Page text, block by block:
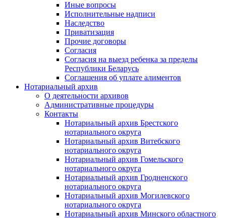
Иные вопросы
Исполнительные надписи
Наследство
Приватизация
Прочие договоры
Согласия
Согласия на выезд ребенка за пределы
Республики Беларусь
Соглашения об уплате алиментов
Нотариальный архив
О деятельности архивов
Административные процедуры
Контакты
Нотариальный архив Брестского
нотариального округа
Нотариальный архив Витебского
нотариального округа
Нотариальный архив Гомельского
нотариального округа
Нотариальный архив Гродненского
нотариального округа
Нотариальный архив Могилевского
нотариального округа
Нотариальный архив Минского областного